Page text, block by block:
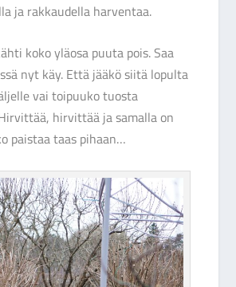
ja rakkaudella harventaa.
koko yläosa puuta pois. Saa
nyt käy. Että jääkö siitä lopulta
vai toipuuko tuosta
hirvittää ja samalla on
paistaa taas pihaan…